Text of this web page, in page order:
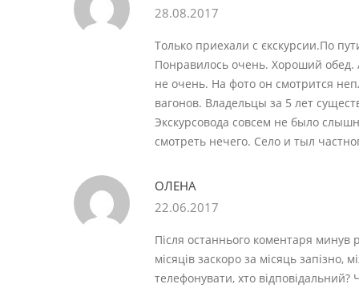
28.08.2017
Только приехали с єкскурсии.По
Понравилось очень. Хороший
не очень. На фото он смотрится
вагонов. Владельцы за 5 лет
Экскурсовода совсем не было
смотреть нечего. Село и тыл
ОЛЕНА
22.06.2017
Після останнього коментаря минув
місяців заскоро за місяць запізно,
телефонувати, хто